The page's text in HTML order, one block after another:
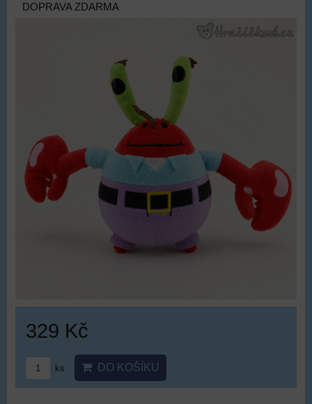
DOPRAVA ZDARMA
329 Kč
ks DO KOŠÍKU